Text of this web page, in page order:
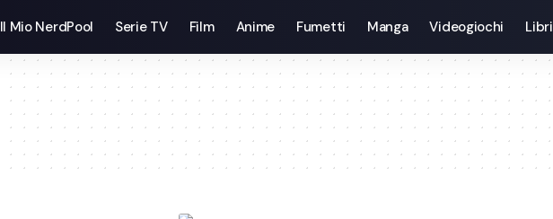
Il Mio NerdPool Serie TV Film Anime Fumetti Manga Videogiochi Libri